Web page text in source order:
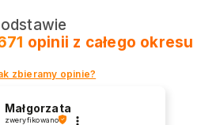
swojego manicure!
opinii z całego okresu
zbieramy opinie?
Małgorzata
zweryfikowano